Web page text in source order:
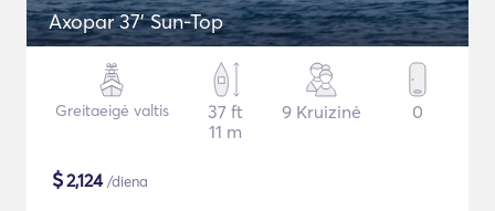
Axopar 37’ Sun-Top
Greitaeigė valtis
37 ft
11 m
9 Kruizinė 0
$2,124/diena